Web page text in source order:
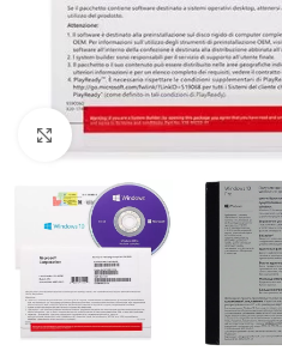
Нажмите, чтобы увеличить